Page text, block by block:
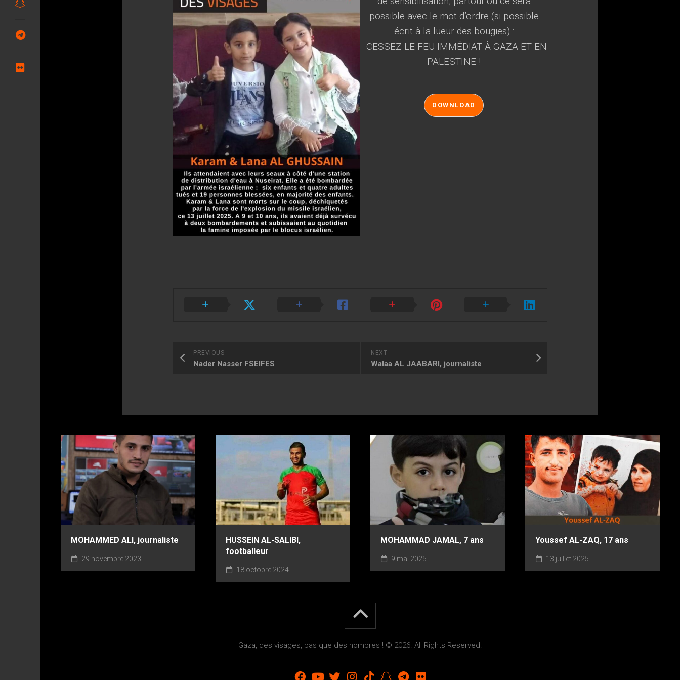
possible avec le mot d’ordre (si possible
écrit à la lueur des bougies) :
CESSEZ LE FEU IMMÉDIAT À GAZA ET EN
PALESTINE !
DOWNLOAD
NEXT
Walaa AL JAABARI, journaliste
PREVIOUS
Nader Nasser FSEIFES
MOHAMMED ALI, journaliste
29 novembre 2023
HUSSEIN AL-SALIBI,
footballeur
18 octobre 2024
MOHAMMAD JAMAL, 7 ans
9 mai 2025
Youssef AL-ZAQ, 17 ans
13 juillet 2025
Gaza, des visages, pas que des nombres ! © 2026. All Rights Reserved.